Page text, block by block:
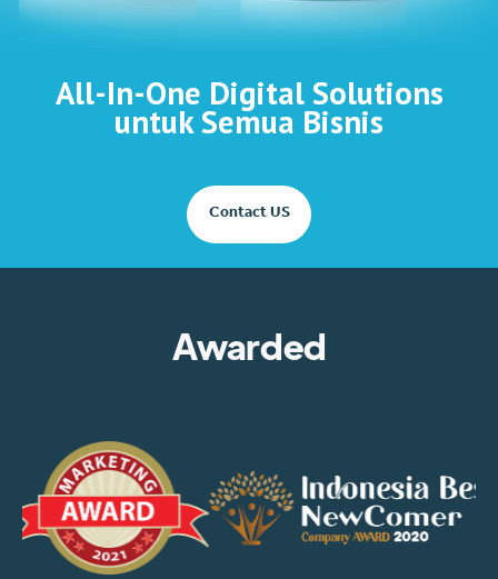
All-In-One Digital Solutions
untuk Semua Bisnis
Contact US
Awarded